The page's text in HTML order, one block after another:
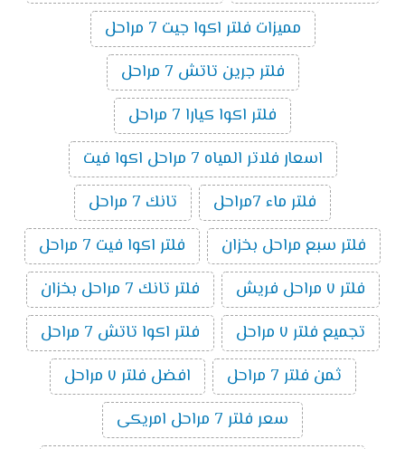
اكوا جيت 7 مراحل التايواني الاصلي 2026 ؟ سعر فلتر
نموذج طلب شراء أدخل بيانات الطلب الاسم: العنوان:
رقم الهاتف: اسم المنتج: السعر: الكمية: شراء الآن
مميزات فلتر اكوا جيت 7 مراحل
فلتر جرين تاتش 7 مراحل
فلتر اكوا كيارا 7 مراحل
اسعار فلاتر المياه 7 مراحل اكوا فيت
فلتر ماء 7مراحل
تانك 7 مراحل
فلتر سبع مراحل بخزان
فلتر اكوا فيت 7 مراحل
فلتر ٧ مراحل فريش
فلتر تانك 7 مراحل بخزان
تجميع فلتر ٧ مراحل
فلتر اكوا تاتش 7 مراحل
ثمن فلتر 7 مراحل
افضل فلتر ٧ مراحل
سعر فلتر 7 مراحل امريكى